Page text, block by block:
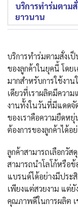
บริการทำร่มตาม
ยาวนาน
บริการทำร่มตามสั่งเ
ของลูกค้าในยุคนี้ โดย
มากสำหรับการใช้งา
เดียวที่เราผลิตมีควา
งานทั้งในวันที่มีแดดจั
ของเราคือความยืดห
ต้องการของลูกค้าได้อ
ลูกค้าสามารถเลือกวั
สามารถนำโลโก้หรือ
แบรนด์ได้อย่างมีประ
เพียงแต่สวยงาม แต่ยั
คุณภาพดีในการผลิต